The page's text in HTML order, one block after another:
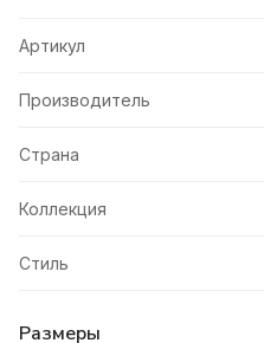
Артикул
Производитель
Страна
Коллекция
Стиль
Размеры